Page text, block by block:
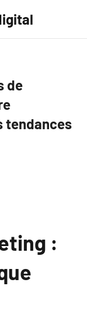
de
tendances
: